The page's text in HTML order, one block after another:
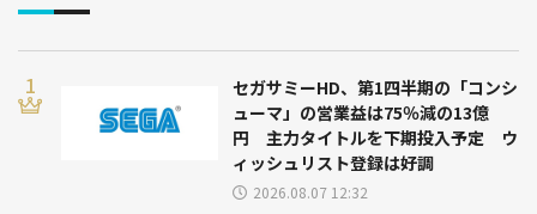
セガサミーHD、第1四半期の「コンシ
ューマ」の営業益は75％減の13億
円 主力タイトルを下期投入予定 ウ
ィッシュリスト登録は好調
2026.08.07 12:32